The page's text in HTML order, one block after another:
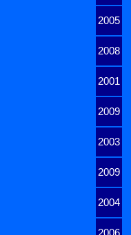
2005
2008
2001
2009
2003
2009
2004
2006